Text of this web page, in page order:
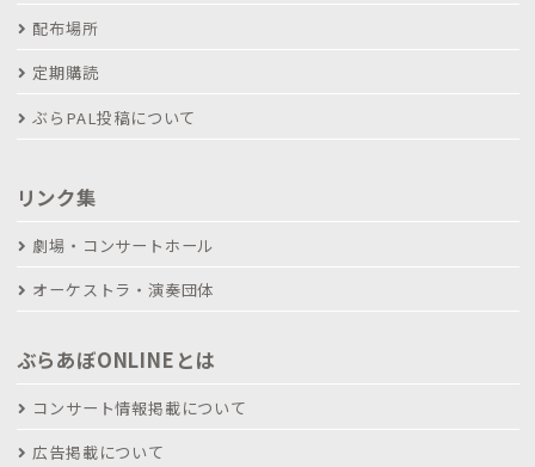
配布場所
定期購読
ぶらPAL投稿について
リンク集
劇場・コンサートホール
オーケストラ・演奏団体
ぶらあぼONLINEとは
コンサート情報掲載について
広告掲載について